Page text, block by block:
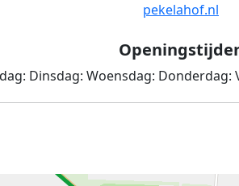
pekelahof.nl
Dinsdag: Woensdag: Donderdag: